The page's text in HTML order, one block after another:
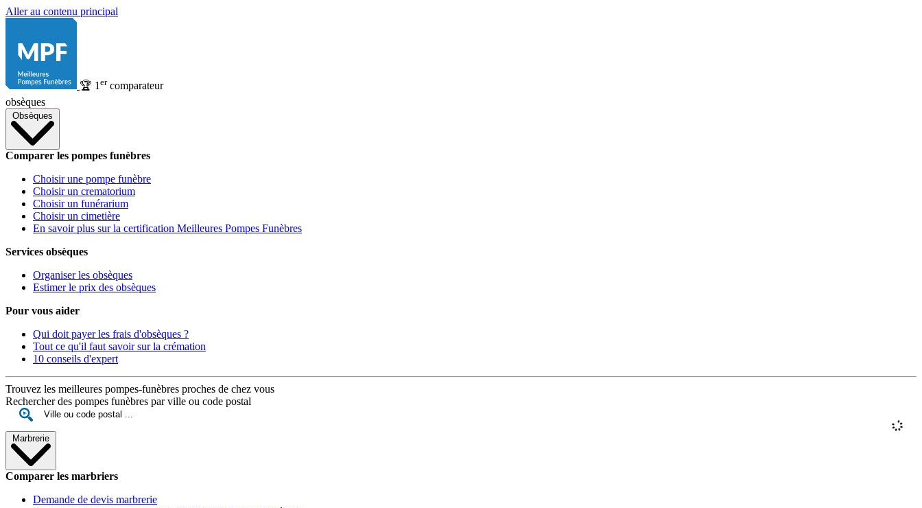
Aller au contenu principal
🏆 1 ercomparateur
obsèques
Obsèques
Comparer les pompes funèbres
Choisir une pompe funèbre
Choisir un crematorium
Choisir un funérarium
Choisir un cimetière
En savoir plus sur la certification Meilleures Pompes Funèbres
Services obsèques
Organiser les obsèques
Estimer le prix des obsèques
Pour vous aider
Qui doit payer les frais d'obsèques ?
Tout ce qu'il faut savoir sur la crémation
10 conseils d'expert
Trouvez les meilleures pompes-funèbres proches de chez vous
Rechercher des pompes funèbres par ville ou code postal
Marbrerie
Comparer les marbriers
Demande de devis marbrerie